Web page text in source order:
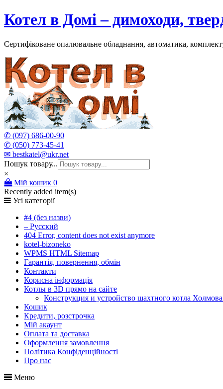
Skip
to
Котел в Домі – димоходи,
Сертифіковане опалювальне обладнання, автоматика,
✆ (097) 686-00-90
✆ (050) 773-45-41
✉ bestkatel@ukr.net
Пошук товару...
×
Мій кошик 0
Recently added item(s)
Усі категорії
#4 (без назви)
– Русский
404 Error, content does not exist anymore
kotel-bizoneko
WPMS HTML Sitemap
Гарантія, повернення, обмін
Контакти
Корисна інформація
Котлы в 3D прямо на сайте
Конструкция и устройство шахтного котла
Кошик
Кредити, розстрочка
Мій акаунт
Оплата та доставка
Оформлення замовлення
Політика Конфіденційності
Про нас
Меню